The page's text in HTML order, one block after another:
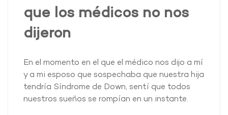
que los médicos no nos
dijeron
En el momento en el que el médico nos dijo a mí
y a mi esposo que sospechaba que nuestra hija
tendría Síndrome de Down, sentí que todos
nuestros sueños se rompían en un instante.